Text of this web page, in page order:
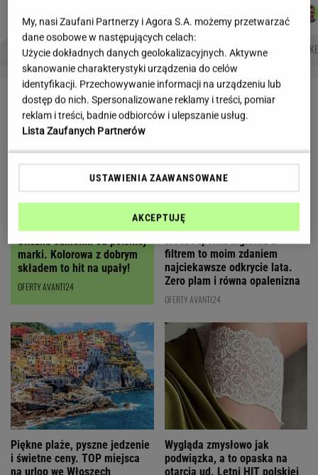
NIEDZIAŁEK
NOWAK
KOLIBABSKI
KUCHARCZYK
NAJWIĘKSZA JASKINIA ŚWIATA BIAŁE LINIE NA SWOICH OKNACH ATAK
LETNIE OKAZJE
Śliczne sukienki od polskiej
marki. Kolorowa z dobrym
składem to hit na upały!
OFERTY AVANTI24
Wodoodporna mgiełka z
filtrem to moim zdaniem
najciekawsze odkrycie lata.
Zero plam i równa opalenizna
OFERTY AVANTI24
Piękne plaże, pyszne jedzenie
i świetne ceny. TOP miejsca
na urlop we Włoszech
Wygląda zmysłowo jak
podwiązka, a to opaska na
otarcia ud. Letni HIT polskiej
My, nasi Zaufani Partnerzy i Agora S.A. możemy przetwarzać
dane osobowe w następujących celach:
Użycie dokładnych danych geolokalizacyjnych. Aktywne
skanowanie charakterystyki urządzenia do celów
identyfikacji. Przechowywanie informacji na urządzeniu lub
dostęp do nich. Spersonalizowane reklamy i treści, pomiar
reklam i treści, badnie odbiorców i ulepszanie usług.
Lista Zaufanych Partnerów
USTAWIENIA ZAAWANSOWANE
AKCEPTUJĘ